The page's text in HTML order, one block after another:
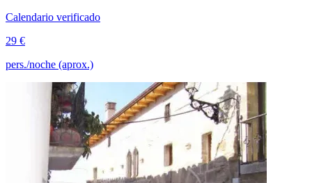
Calendario verificado
29 €
pers./noche (aprox.)